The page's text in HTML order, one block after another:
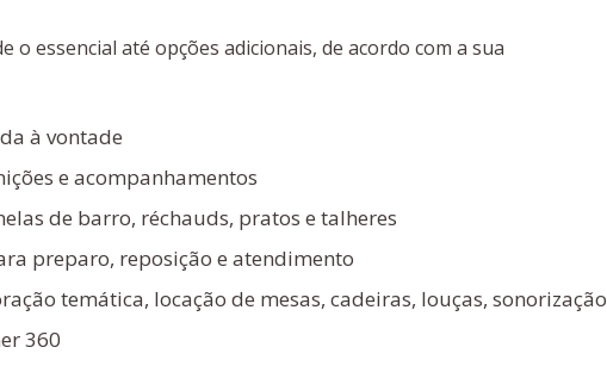
o essencial até opções adicionais, de acordo com a sua
à vontade
e acompanhamentos
de barro, réchauds, pratos e talheres
preparo, reposição e atendimento
temática, locação de mesas, cadeiras, louças, sonorização
360